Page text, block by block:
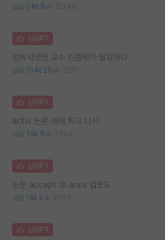
0 9 15245
김GPT
김박사넷엔 교수 인증제가 필요하다
13 20 3261
김GPT
arXiv 논문 게재 하고 나서
2 5 2924
김GPT
논문 accept 후 arxiv 업로드
1 2 9005
김GPT